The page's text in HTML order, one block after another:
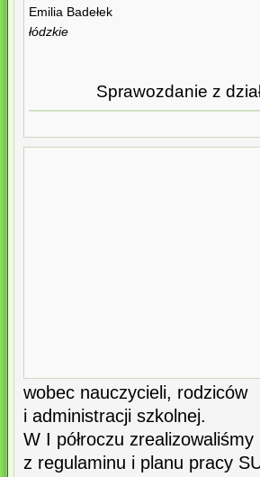
Emilia Badełek
łódzkie
Sprawozdanie z
wobec nauczycieli, rodziców
i administracji szkolnej.
W I półroczu
z regulaminu i planu pracy